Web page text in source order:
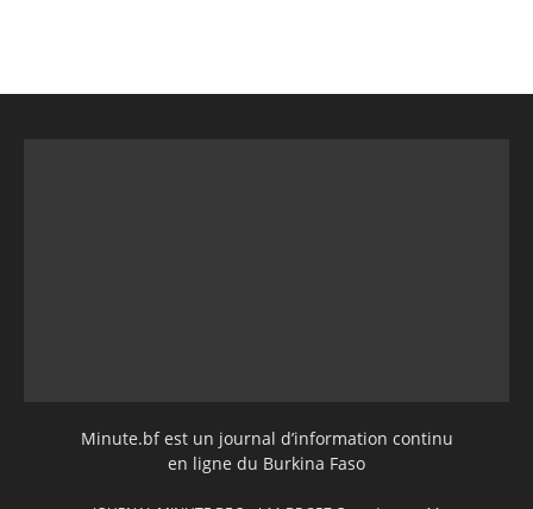
Minute.bf est un journal d’information continu
en ligne du Burkina Faso